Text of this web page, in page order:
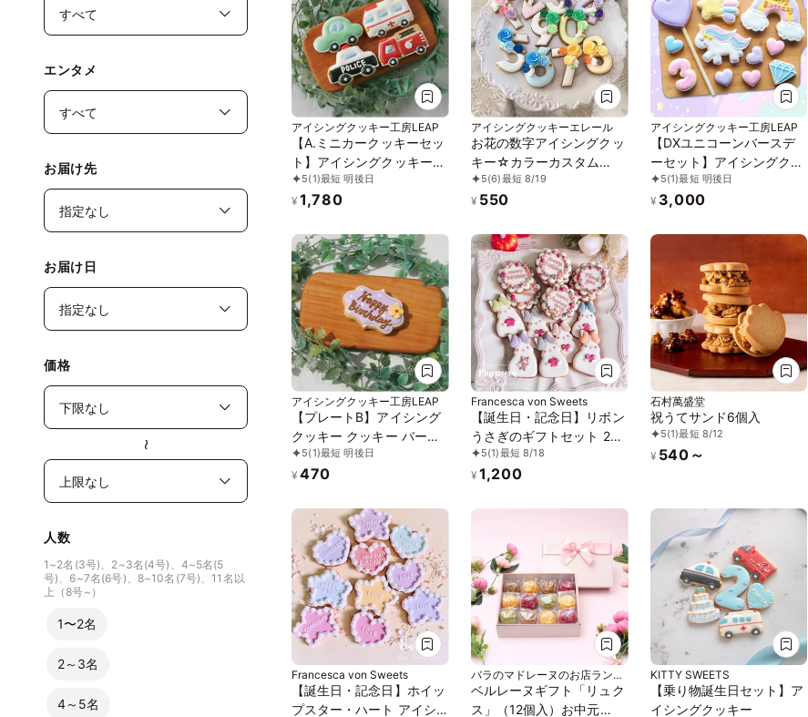
エンタメ
お届け先
お届け日
価格
〜
人数
1~2名(3号)、2~3名(4号)、4~5名(5
号)、6~7名(6号)、8~10名(7号)、11名以
上（8号~）
1〜2名
2～3名
4～5名
アイシングクッキー工房LEAP
【A.ミニカークッキーセッ
ト】アイシングクッキー
クッキー 救急車 消防車 パ
トカー 車 プチギフト ケー
ー 男の子 誕生日 ケーキト
ッピング かわいい お菓子
5(1)最短 明後日
¥ 1,780
アイシングクッキーエレール
お花の数字アイシングクッ
キー☆カラーカスタム
OK！
5(6)最短 8/19
¥ 550
アイシングクッキー工房LEAP
【DXユニコーンバースデ
ーセット】アイシングクッ
キー クッキー ケーキデコ
レーション バースデーケ
ング ケーキデコレーショ
ン かわいい お菓子 ユニコ
ーン 女の子 男の子
5(1)最短 明後日
¥ 3,000
アイシングクッキー工房LEAP
【プレートB】アイシング
クッキー クッキー バース
デープレート
HappyBirthday 誕生日 デ
ジナルケーキ かわいい お
菓子
5(1)最短 明後日
¥ 470
Francesca von Sweets
【誕生日・記念日】リボン
うさぎのギフトセット 2枚
入り
5(1)最短 8/18
¥ 1,200
石村萬盛堂
祝うてサンド6個入
5(1)最短 8/12
¥ 540～
Francesca von Sweets
【誕生日・記念日】ホイッ
プスター・ハート アイシ
バラのマドレーヌのお店ランジ
ェラ
ベルレーヌギフト「リュク
ス」（12個入）お中元
KITTY SWEETS
【乗り物誕生日セット】ア
イシングクッキー